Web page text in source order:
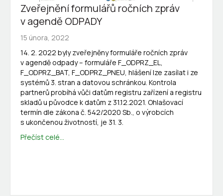
Zveřejnění formulářů ročních zpráv
v agendě ODPADY
15 února, 2022
14. 2. 2022 byly zveřejněny formuláře ročních zpráv
v agendě odpady – formuláře F_ODPRZ_EL,
F_ODPRZ_BAT, F_ODPRZ_PNEU, hlášení lze zasílat i ze
systémů 3. stran a datovou schránkou. Kontrola
partnerů probíhá vůči datům registru zařízení a registru
skladů u původce k datům z 31.12.2021. Ohlašovací
termín dle zákona č. 542/2020 Sb., o výrobcích
s ukončenou životností, je 31. 3.
Přečíst celé...